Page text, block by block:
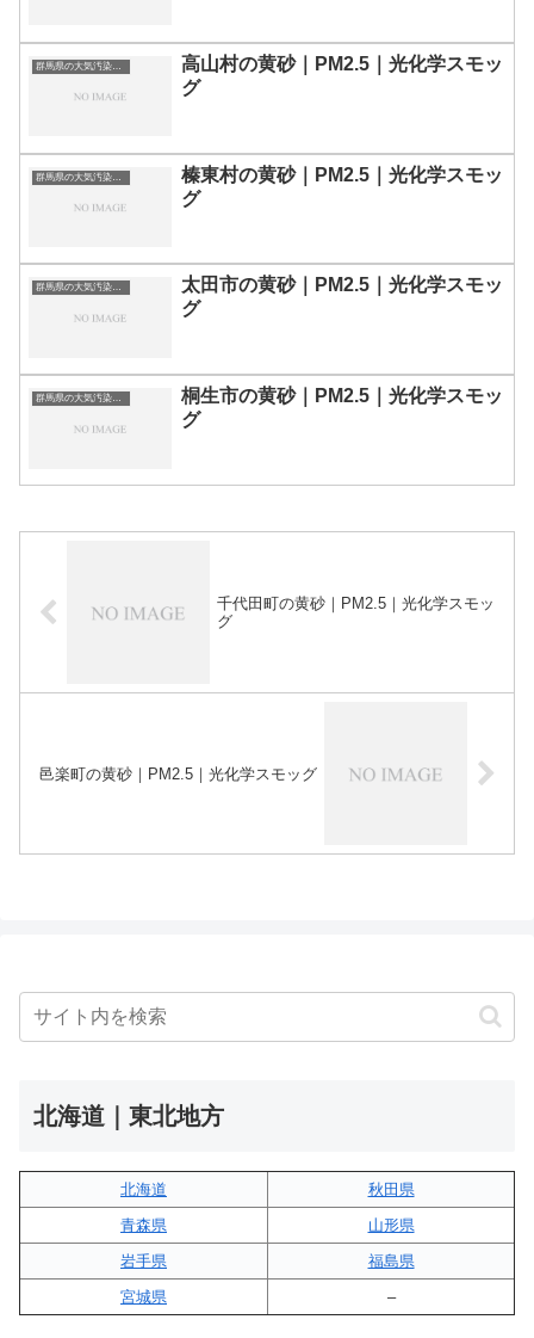
群馬県の大気汚染・PM2.5・黄砂・エアロゾルの数値
高山村の黄砂｜PM2.5｜光化学スモッ
グ
群馬県の大気汚染・PM2.5・黄砂・エアロゾルの数値
榛東村の黄砂｜PM2.5｜光化学スモッ
グ
群馬県の大気汚染・PM2.5・黄砂・エアロゾルの数値
太田市の黄砂｜PM2.5｜光化学スモッ
グ
群馬県の大気汚染・PM2.5・黄砂・エアロゾルの数値
桐生市の黄砂｜PM2.5｜光化学スモッ
グ
千代田町の黄砂｜PM2.5｜光化学スモッ
グ
邑楽町の黄砂｜PM2.5｜光化学スモッグ
北海道｜東北地方
北海道
秋田県
青森県
山形県
岩手県
福島県
宮城県
–